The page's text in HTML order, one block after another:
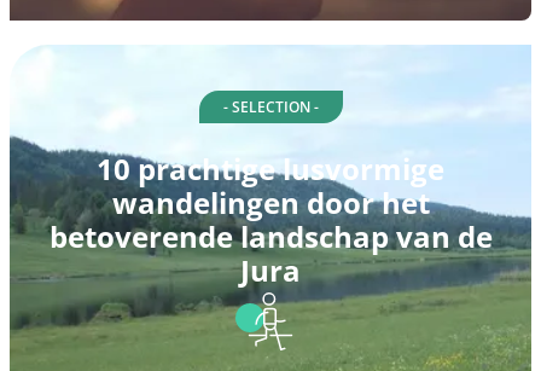
- SELECTION -
10 prachtige lusvormige
wandelingen door het
betoverende landschap van de
Jura